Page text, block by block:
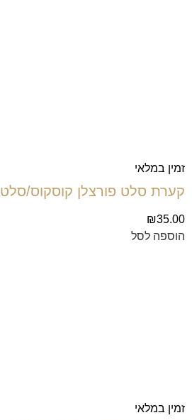
זמין במלאי
קערת סלט פורצלן קוסקוס/סלט 26 ס"מ-איטליה
₪35.00
הוספה לסל
זמין במלאי